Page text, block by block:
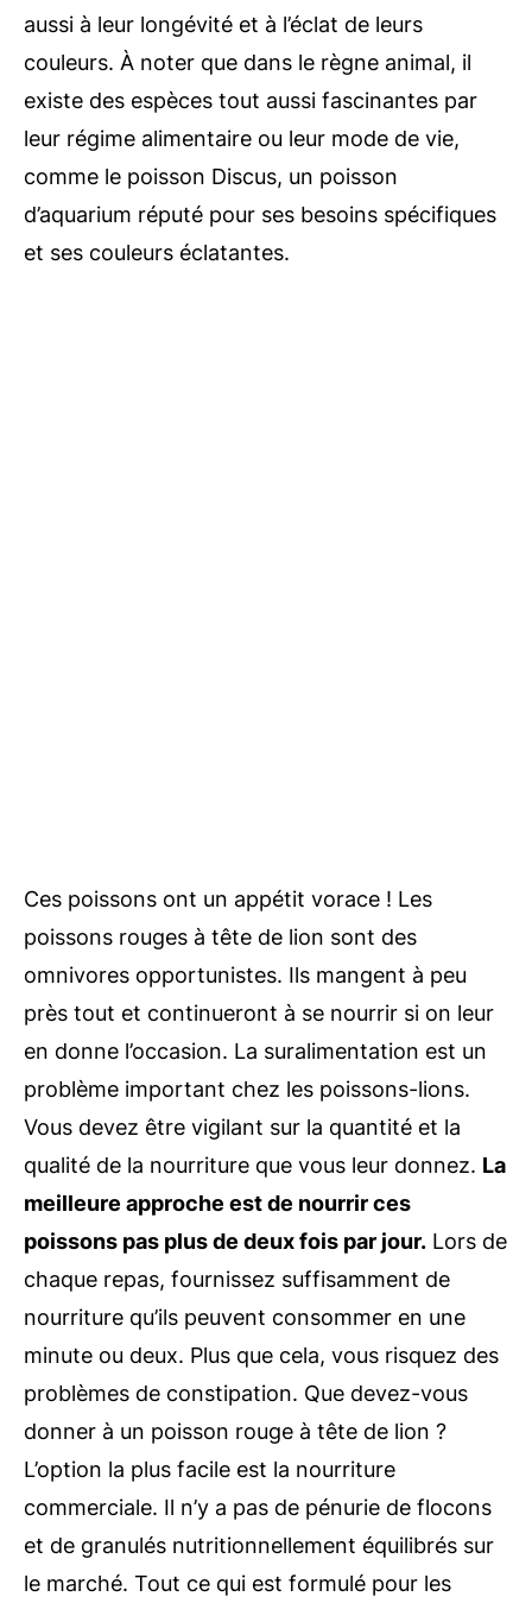
aussi à leur longévité et à l’éclat de leurs
couleurs. À noter que dans le règne animal, il
existe des espèces tout aussi fascinantes par
leur régime alimentaire ou leur mode de vie,
comme le poisson Discus, un poisson
d’aquarium réputé pour ses besoins spécifiques
et ses couleurs éclatantes.
Ces poissons ont un appétit vorace ! Les
poissons rouges à tête de lion sont des
omnivores opportunistes. Ils mangent à peu
près tout et continueront à se nourrir si on leur
en donne l’occasion. La suralimentation est un
problème important chez les poissons-lions.
Vous devez être vigilant sur la quantité et la
qualité de la nourriture que vous leur donnez. La
meilleure approche est de nourrir ces
poissons pas plus de deux fois par jour. Lors de
chaque repas, fournissez suffisamment de
nourriture qu’ils peuvent consommer en une
minute ou deux. Plus que cela, vous risquez des
problèmes de constipation. Que devez-vous
donner à un poisson rouge à tête de lion ?
L’option la plus facile est la nourriture
commerciale. Il n’y a pas de pénurie de flocons
et de granulés nutritionnellement équilibrés sur
le marché. Tout ce qui est formulé pour les